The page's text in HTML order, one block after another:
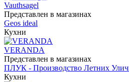
Vauthsagel
Представлен в магазинах
Geos ideal
Кухни
VERANDA
Представлен в магазинах
ПЛУК - Производство Летних
Кухни